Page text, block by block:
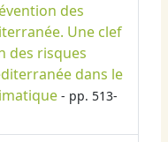
des
Une clef
des risques
dans le
- pp. 513-